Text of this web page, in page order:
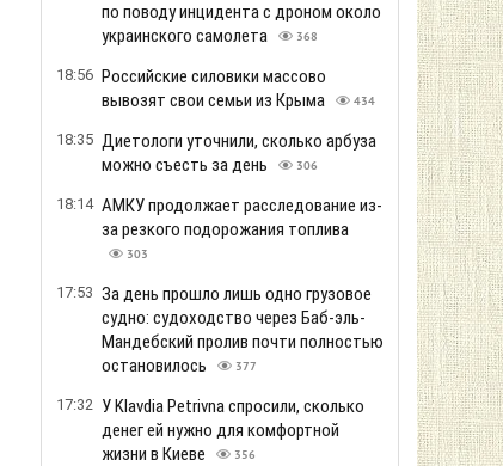
по поводу инцидента с дроном около
украинского самолета
368
18:56 Российские силовики массово
вывозят свои семьи из Крыма
434
18:35 Диетологи уточнили, сколько арбуза
можно съесть за день
306
18:14 АМКУ продолжает расследование из-
за резкого подорожания топлива
303
17:53 За день прошло лишь одно грузовое
судно: судоходство через Баб-эль-
Мандебский пролив почти полностью
остановилось
377
17:32 У Klavdia Petrivna спросили, сколько
денег ей нужно для комфортной
жизни в Киеве
356